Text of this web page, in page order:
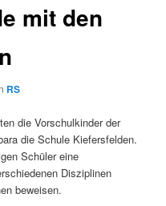
mit den
RS
die Vorschulkinder der
die Schule Kiefersfelden.
Schüler eine
Disziplinen
beweisen.